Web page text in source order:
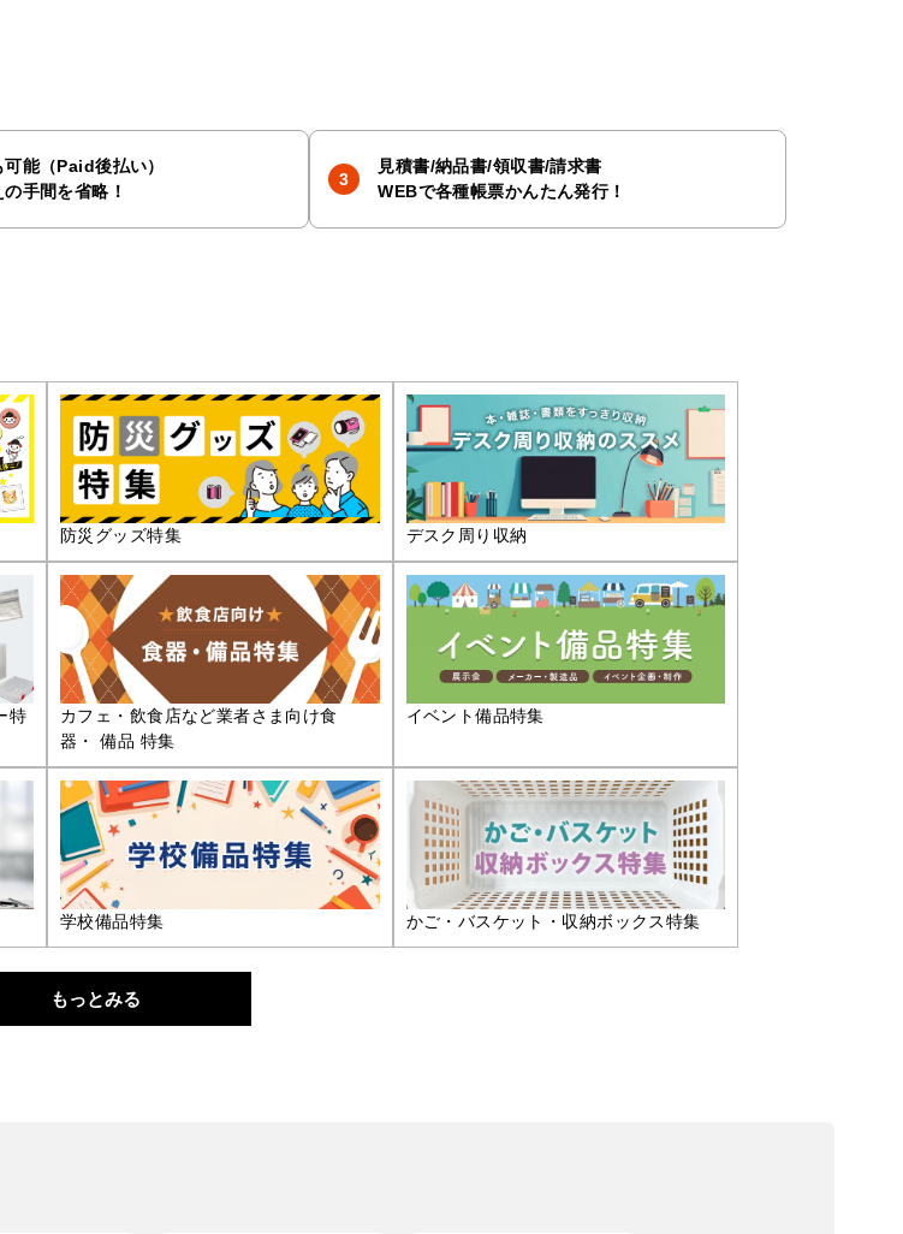
能（Paid後払い）
手間を省略！
見積書/納品書/領収書/請求書
WEBで各種帳票かんたん発行！
防災グッズ特集 デスク周り収納
特
カフェ・飲食店など業者さま向け食
器・ 備品 特集
イベント備品特集
学校備品特集 かご・バスケット・収納ボックス特集
もっとみる